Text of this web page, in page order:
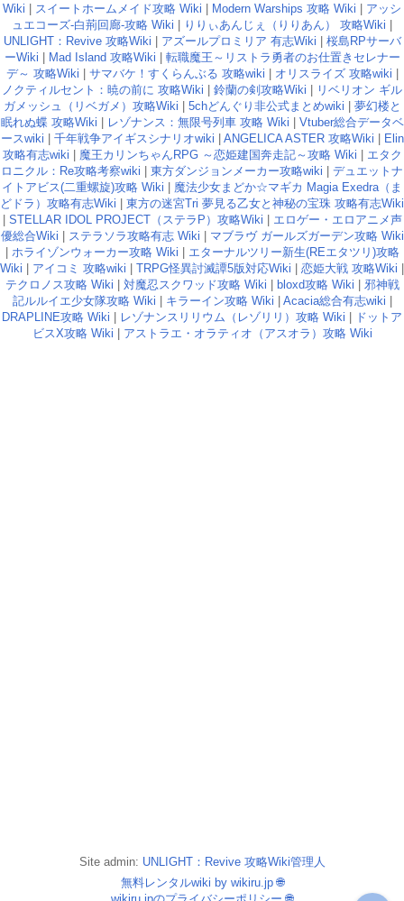
Wiki | スイートホームメイド攻略 Wiki | Modern Warships 攻略 Wiki | アッシ
ュエコーズ-白荊回廊-攻略 Wiki | りりぃあんじぇ（りりあん） 攻略Wiki |
UNLIGHT：Revive 攻略Wiki | アズールプロミリア 有志Wiki | 桜島RPサーバ
ーWiki | Mad Island 攻略Wiki | 転職魔王～リストラ勇者のお仕置きセレナー
デ～ 攻略Wiki | サマバケ！すくらんぶる 攻略wiki | オリスライズ 攻略wiki |
ノクティルセント：暁の前に 攻略Wiki | 鈴蘭の剣攻略Wiki | リベリオン ギル
ガメッシュ（リベガメ）攻略Wiki | 5chどんぐり非公式まとめwiki | 夢幻楼と
眠れぬ蝶 攻略Wiki | レゾナンス：無限号列車 攻略 Wiki | Vtuber総合データベ
ースwiki | 千年戦争アイギスシナリオwiki | ANGELICA ASTER 攻略Wiki | Elin
攻略有志wiki | 魔王カリンちゃんRPG ～恋姫建国奔走記～攻略 Wiki | エタク
ロニクル：Re攻略考察wiki | 東方ダンジョンメーカー攻略wiki | デュエットナ
イトアビス(二重螺旋)攻略 Wiki | 魔法少女まどか☆マギカ Magia Exedra（ま
どドラ）攻略有志Wiki | 東方の迷宮Tri 夢見る乙女と神秘の宝珠 攻略有志Wiki
| STELLAR IDOL PROJECT（ステラP）攻略Wiki | エロゲー・エロアニメ声
優総合Wiki | ステラソラ攻略有志 Wiki | マブラヴ ガールズガーデン攻略 Wiki
| ホライゾンウォーカー攻略 Wiki | エターナルツリー新生(REエタツリ)攻略
Wiki | アイコミ 攻略wiki | TRPG怪異討滅譚5版対応Wiki | 恋姫大戦 攻略Wiki |
テクロノス攻略 Wiki | 対魔忍スクワッド攻略 Wiki | bloxd攻略 Wiki | 邪神戦
記ルルイエ少女隊攻略 Wiki | キラーイン攻略 Wiki | Acacia総合有志wiki |
DRAPLINE攻略 Wiki | レゾナンスリリウム（レゾリリ）攻略 Wiki | ドットア
ビスX攻略 Wiki | アストラエ・オラティオ（アスオラ）攻略 Wiki
Site admin: UNLIGHT：Revive 攻略Wiki管理人
無料レンタルwiki by wikiru.jp🌐